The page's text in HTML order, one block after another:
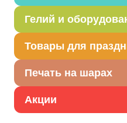
Гелий и
Товары для
Печать на шарах
Акции
см. Также может быть
конфетти.
Посмотреть И 10"/000
оптовых закупок
Товар из коллекции